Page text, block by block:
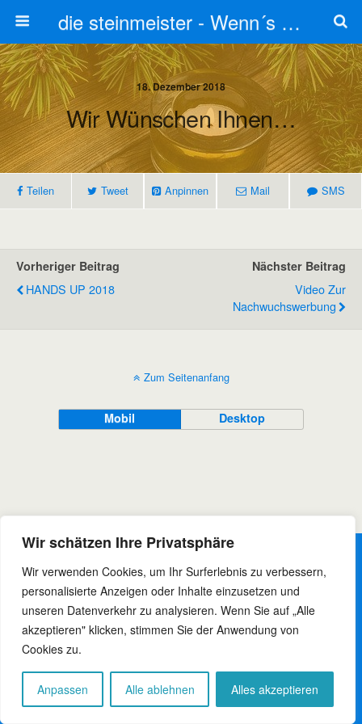
Wir schätzen Ihre Privatsphäre
Wir verwenden Cookies, um Ihr Surferlebnis zu verbessern,
personalisierte Anzeigen oder Inhalte einzusetzen und
unseren Datenverkehr zu analysieren. Wenn Sie auf „Alle
akzeptieren" klicken, stimmen Sie der Anwendung von
Cookies zu.
Anpassen Alle ablehnen Alles akzeptieren
die steinmeister - Wenn´s um Stein geht stets zum Steinmetz
18. Dezember 2018
Wir Wünschen Ihnen…
Teilen Tweet Anpinnen Mail SMS
Vorheriger Beitrag
HANDS UP 2018
Nächster Beitrag
Video Zur
Nachwuchswerbung
Zum Seitenanfang
Mobil Desktop